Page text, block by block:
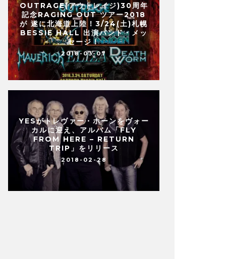
OUTRAGE(アウトレイジ)30周年
記念RAGING OUT ツアー2018
が 遂に北海道上陸！3/24(土)札幌
BESSIE HALL 出演バンド・メッ
セージ！
2018-03-07
YESがトレヴァー・ホーンをヴォー
カルに迎え、アルバム「FLY
FROM HERE – RETURN
TRIP」をリリース
2018-02-28